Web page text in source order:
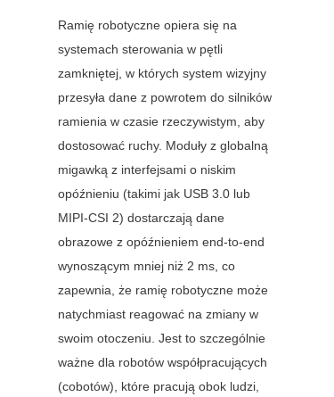
Ramię robotyczne opiera się na
systemach sterowania w pętli
zamkniętej, w których system wizyjny
przesyła dane z powrotem do silników
ramienia w czasie rzeczywistym, aby
dostosować ruchy. Moduły z globalną
migawką z interfejsami o niskim
opóźnieniu (takimi jak USB 3.0 lub
MIPI-CSI 2) dostarczają dane
obrazowe z opóźnieniem end-to-end
wynoszącym mniej niż 2 ms, co
zapewnia, że ramię robotyczne może
natychmiast reagować na zmiany w
swoim otoczeniu. Jest to szczególnie
ważne dla robotów współpracujących
(cobotów), które pracują obok ludzi,